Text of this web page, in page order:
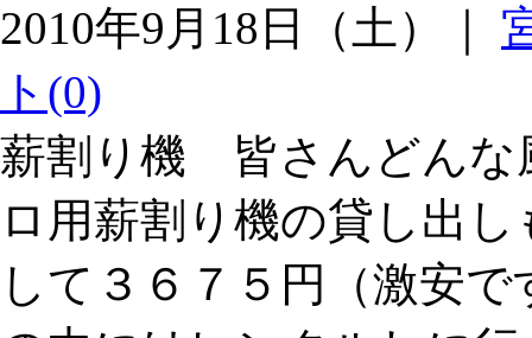
2010年9月18日（土）｜
ト(0)
薪割り機 皆さんどん
ロ用薪割り機の貸し出
して３６７５円（激安